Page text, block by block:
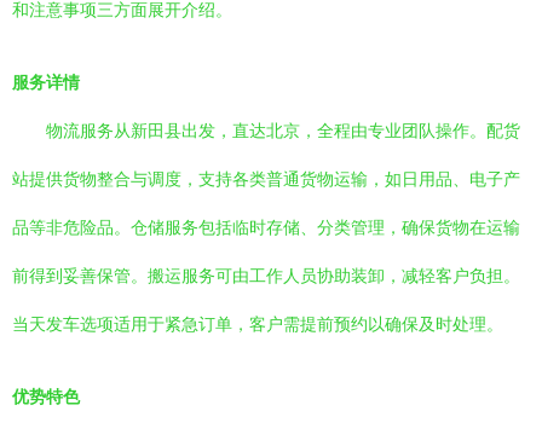
和注意事项三方面展开介绍。
服务详情
物流服务从新田县出发，直达北京，全程由专业团队操作。配货
站提供货物整合与调度，支持各类普通货物运输，如日用品、电子产
品等非危险品。仓储服务包括临时存储、分类管理，确保货物在运输
前得到妥善保管。搬运服务可由工作人员协助装卸，减轻客户负担。
当天发车选项适用于紧急订单，客户需提前预约以确保及时处理。
优势特色